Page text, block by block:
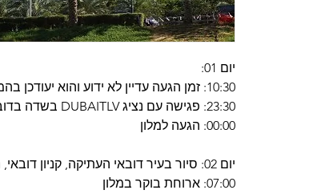
יום 01:
10:30: זמן הגעה עדיין לא ידוע והוא יעודכן בהמשך
23:30: פגישה עם נציג DUBAITLV בשדה בדובאי
00:00: הגעה למלון
יום 02: סיור בעיר דובאי העתיקה, קניון דובאי, הכפר הגלובלי
07:00: ארוחת בוקר במלון